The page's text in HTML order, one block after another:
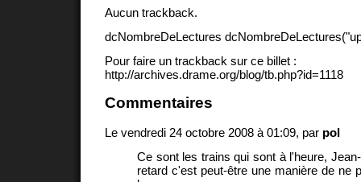
Aucun trackback.
dcNombreDeLectures
Pour faire un trackback sur ce billet :
http://archives.drame.org/blog/tb.php?id=1118
Commentaires
Le vendredi 24 octobre 2008 à 01:09, par pol
Ce sont les trains qui sont à l'heure,
retard c'est peut-être une manière de ne